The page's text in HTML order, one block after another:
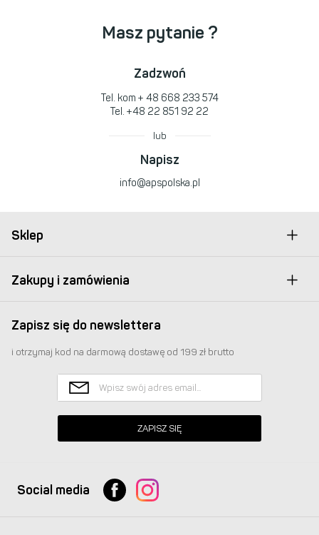
Masz pytanie ?
Zadzwoń
Tel. kom + 48 668 233 574
Tel. +48 22 851 92 22
lub
Napisz
info@apspolska.pl
Sklep
Zakupy i zamówienia
Zapisz się do newslettera
i otrzymaj kod na darmową dostawę od 199 zł brutto
ZAPISZ SIĘ
Social media